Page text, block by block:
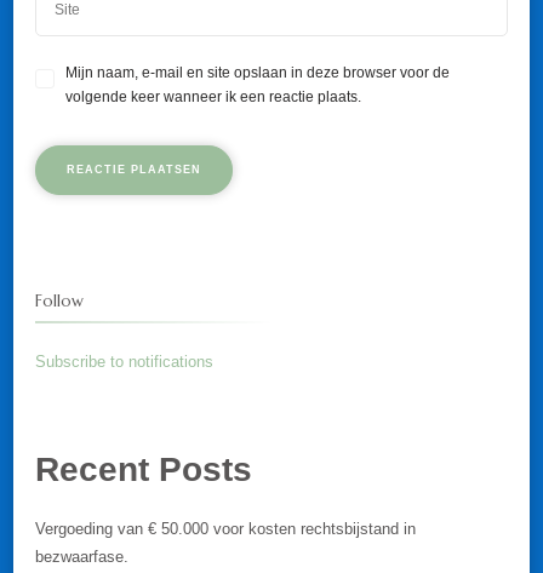
Mijn naam, e-mail en site opslaan in deze browser voor de
volgende keer wanneer ik een reactie plaats.
Follow
Subscribe to notifications
Recent Posts
Vergoeding van € 50.000 voor kosten rechtsbijstand in
bezwaarfase.